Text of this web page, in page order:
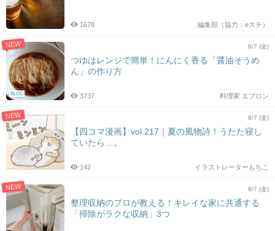
編集部（協力：eステ）
1678
NEW
BLOG
8/7 (金)
つゆはレンジで簡単！にんにく香る「醤油そうめ
ん」の作り方
料理家 エプロン
3737
NEW 8/7 (金)
【四コマ漫画】vol.217｜夏の風物詩！うたた寝し
ていたら…。
イラストレーターもちこ
142
NEW 8/7 (金)
整理収納のプロが教える！キレイな家に共通する
「掃除がラクな収納」3つ